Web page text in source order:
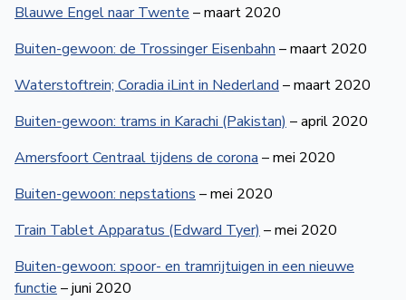
Blauwe Engel naar Twente– maart 2020
Buiten-gewoon: de Trossinger Eisenbahn– maart 2020
Waterstoftrein; Coradia iLint in Nederland– maart 2020
Buiten-gewoon: trams in Karachi (Pakistan)– april 2020
Amersfoort Centraal tijdens de corona– mei 2020
Buiten-gewoon: nepstations– mei 2020
Train Tablet Apparatus (Edward Tyer)– mei 2020
Buiten-gewoon: spoor- en tramrijtuigen in een nieuwe
functie– juni 2020